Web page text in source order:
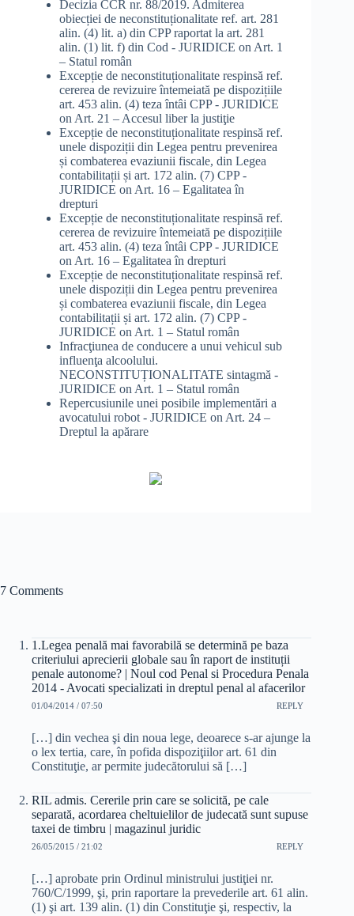
Decizia CCR nr. 88/2019. Admiterea
obiecției de neconstituționalitate ref. art. 281
alin. (4) lit. a) din CPP raportat la art. 281
alin. (1) lit. f) din Cod - JURIDICE on Art. 1
– Statul român
Excepție de neconstituționalitate respinsă ref.
cererea de revizuire întemeiată pe dispozițiile
art. 453 alin. (4) teza întâi CPP - JURIDICE
on Art. 21 – Accesul liber la justiţie
Excepție de neconstituționalitate respinsă ref.
unele dispoziții din Legea pentru prevenirea
și combaterea evaziunii fiscale, din Legea
contabilitații și art. 172 alin. (7) CPP -
JURIDICE on Art. 16 – Egalitatea în
drepturi
Excepție de neconstituționalitate respinsă ref.
cererea de revizuire întemeiată pe dispozițiile
art. 453 alin. (4) teza întâi CPP - JURIDICE
on Art. 16 – Egalitatea în drepturi
Excepție de neconstituționalitate respinsă ref.
unele dispoziții din Legea pentru prevenirea
și combaterea evaziunii fiscale, din Legea
contabilitații și art. 172 alin. (7) CPP -
JURIDICE on Art. 1 – Statul român
Infracţiunea de conducere a unui vehicul sub
influenţa alcoolului.
NECONSTITUȚIONALITATE sintagmă -
JURIDICE on Art. 1 – Statul român
Repercusiunile unei posibile implementări a
avocatului robot - JURIDICE on Art. 24 –
Dreptul la apărare
7 Comments
1.Legea penală mai favorabilă se determină pe baza
criteriului aprecierii globale sau în raport de instituții
penale autonome? | Noul cod Penal si Procedura Penala
2014 - Avocati specializati in dreptul penal al afacerilor
01/04/2014 / 07:50 REPLY
[…] din vechea şi din noua lege, deoarece s-ar ajunge la
o lex tertia, care, în pofida dispoziţiilor art. 61 din
Constituţie, ar permite judecătorului să […]
RIL admis. Cererile prin care se solicită, pe cale
separată, acordarea cheltuielilor de judecată sunt supuse
taxei de timbru | magazinul juridic
26/05/2015 / 21:02 REPLY
[…] aprobate prin Ordinul ministrului justiţiei nr.
760/C/1999, şi, prin raportare la prevederile art. 61 alin.
(1) şi art. 139 alin. (1) din Constituţie şi, respectiv, la